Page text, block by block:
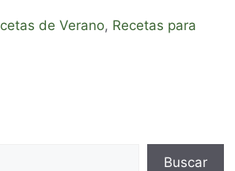
de Verano, Recetas para
Buscar